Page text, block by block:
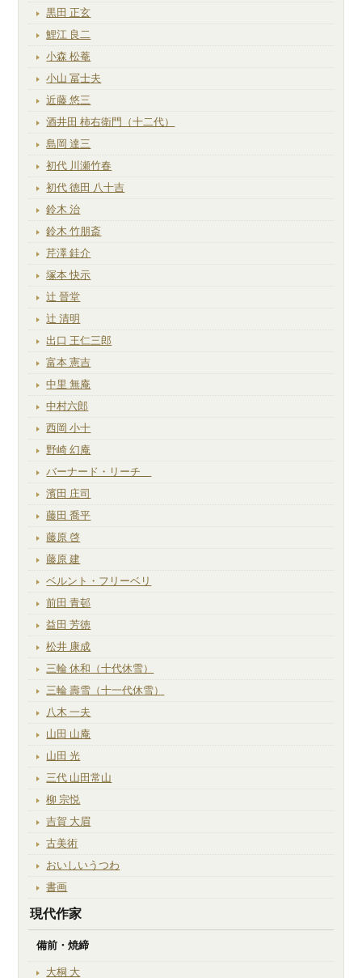
黒田 正玄
鯉江 良二
小森 松菴
小山 冨士夫
近藤 悠三
酒井田 柿右衛門（十二代）
島岡 達三
初代 川瀬竹春
初代 徳田 八十吉
鈴木 治
鈴木 竹朋斎
芹澤 銈介
塚本 快示
辻 晉堂
辻 清明
出口 王仁三郎
富本 憲吉
中里 無庵
中村六郎
西岡 小十
野崎 幻庵
バーナード・リーチ
濱田 庄司
藤田 喬平
藤原 啓
藤原 建
ベルント・フリーベリ
前田 青邨
益田 芳徳
松井 康成
三輪 休和（十代休雪）
三輪 壽雪（十一代休雪）
八木 一夫
山田 山庵
山田 光
三代 山田常山
柳 宗悦
吉賀 大眉
古美術
おいしいうつわ
書画
現代作家
備前・焼締
大桐 大